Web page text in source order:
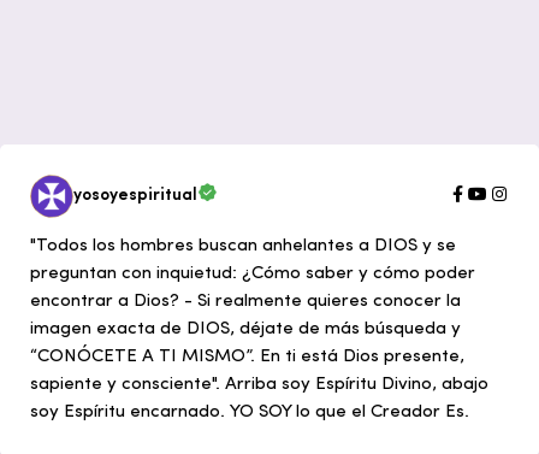
yosoyespiritual
"Todos los hombres buscan anhelantes a DIOS y se
preguntan con inquietud: ¿Cómo saber y cómo poder
encontrar a Dios? - Si realmente quieres conocer la
imagen exacta de DIOS, déjate de más búsqueda y
“CONÓCETE A TI MISMO”. En ti está Dios presente,
sapiente y consciente". Arriba soy Espíritu Divino, abajo
soy Espíritu encarnado. YO SOY lo que el Creador Es.